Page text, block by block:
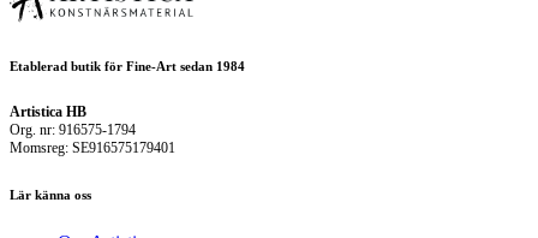
Etablerad butik för Fine-Art sedan 1984
Artistica HB
Org. nr: 916575-1794
Momsreg: SE916575179401
Lär känna oss